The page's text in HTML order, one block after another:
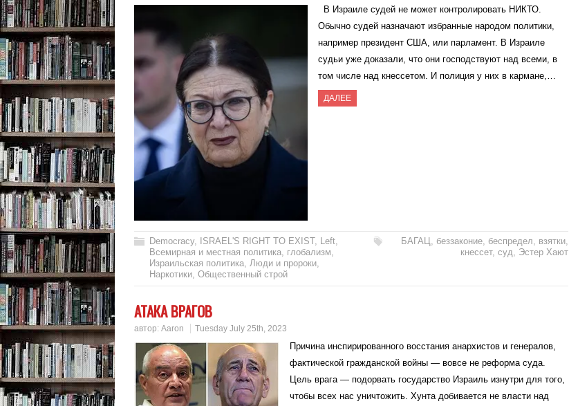
В Израиле судей не может контролировать НИКТО.
Обычно судей назначают избранные народом политики,
например президент США, или парламент. В Израиле
судьи уже доказали, что они господствуют над всеми, в
том числе над кнессетом. И полиция у них в кармане,…
ДАЛЕЕ
Democracy, ISRAEL'S RIGHT TO EXIST, Left
Всемирная и местная политика глобализм
Израильская политика Люди и пророки
Наркотики Общественный строй
БАГАЦ беззаконие, беспредел взятки,
кнессет, суд Эстер Хают
АТАКА ВРАГОВ
автор: Aaron Tuesday July 25th, 2023
Причина инспирированного восстания анархистов и генералов,
фактической гражданской войны — вовсе не реформа суда.
Цель врага — подорвать государство Израиль изнутри для того,
чтобы всех нас уничтожить. Хунта добивается не власти над